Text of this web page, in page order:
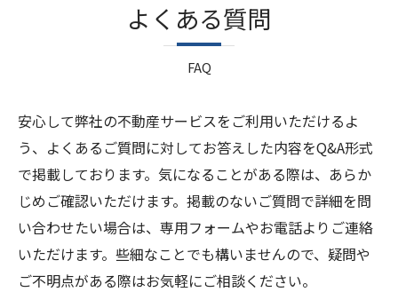
よくある質問
FAQ
安心して弊社の不動産サービスをご利用いただけるよ
う、よくあるご質問に対してお答えした内容をQ&A形式
で掲載しております。気になることがある際は、あらか
じめご確認いただけます。掲載のないご質問で詳細を問
い合わせたい場合は、専用フォームやお電話よりご連絡
いただけます。些細なことでも構いませんので、疑問や
ご不明点がある際はお気軽にご相談ください。